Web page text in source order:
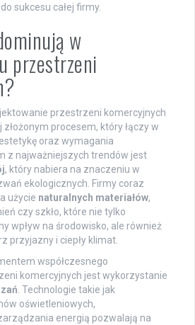
sukcesu całej firmy.
w
przestrzeni
przestrzeni komercyjnych
procesem, który łączy w
oraz wymagania
z najważniejszych trendów jest
, który nabiera na znaczeniu w
ekologicznych. Firmy coraz
użycie naturalnych materiałów,
czy szkło, które nie tylko
wpływ na środowisko, ale również
przyjazny i ciepły klimat.
współczesnego
komercyjnych jest wykorzystanie
. Technologie takie jak
oświetleniowych,
energią pozwalają na